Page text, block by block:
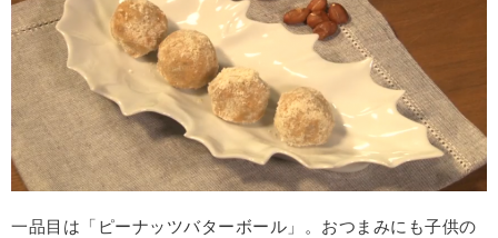
一品目は「ピーナッツバターボール」。おつまみにも子供の